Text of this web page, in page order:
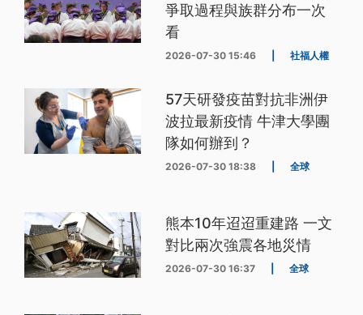
爭取過程與族群分布一次
看
2026-07-30 15:46 社福人權
57天研發疫苗對抗非洲伊
波拉最新疫情 牛津大學團
隊如何辦到？
2026-07-30 18:38 全球
熊本10年迢迢重建路 一文
對比兩次強震各地災情
2026-07-30 16:37 全球